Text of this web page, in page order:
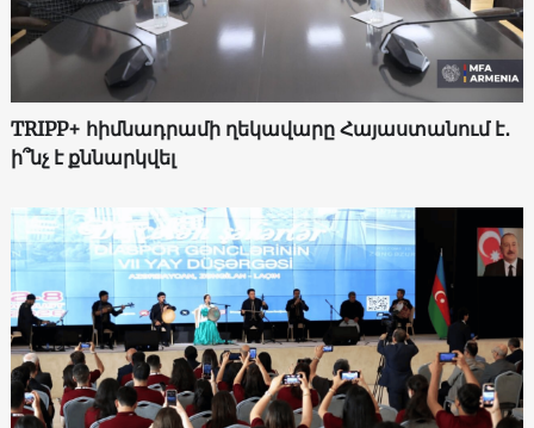
TRIPP+ հիմնադրամի ղեկավարը Հայաստանում է․
ի՞նչ է քննարկվել